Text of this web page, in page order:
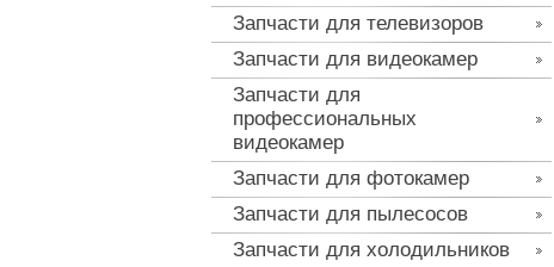
Запчасти для телевизоров
Запчасти для видеокамер
Запчасти для
профессиональных
видеокамер
Запчасти для фотокамер
Запчасти для пылесосов
Запчасти для холодильников